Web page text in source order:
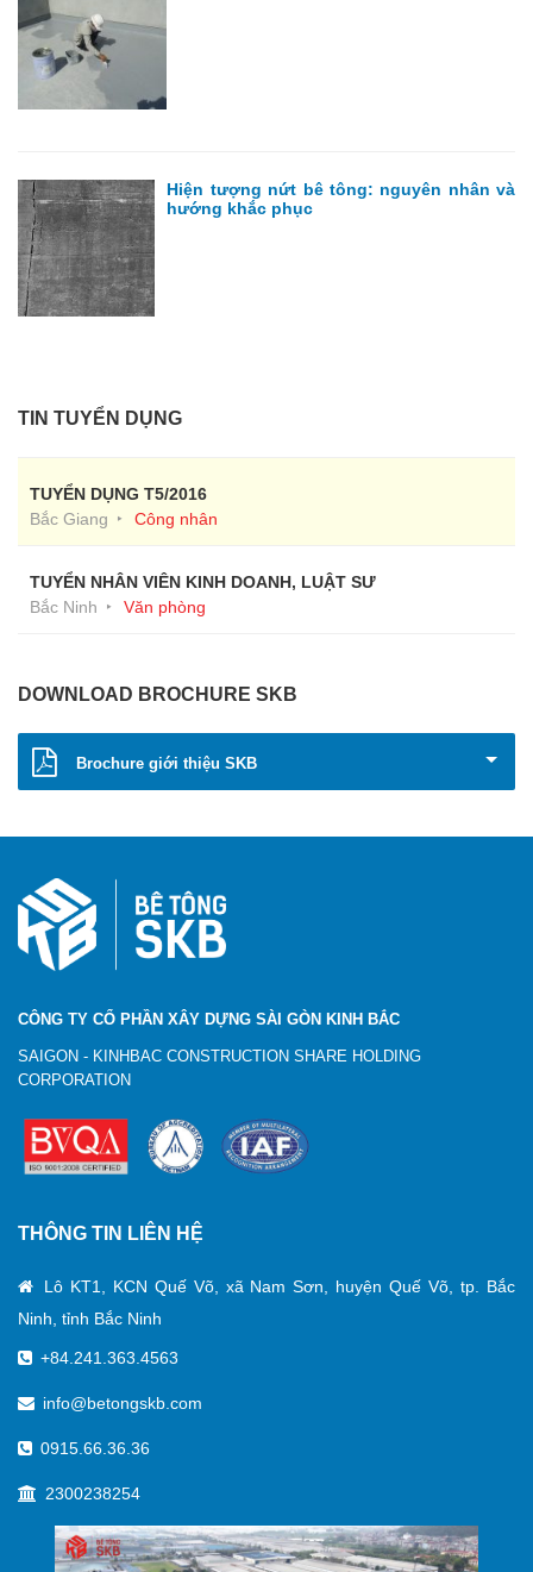
Hiện tượng nứt bê tông: nguyên nhân và
hướng khắc phục
TIN TUYỂN DỤNG
TUYỂN DỤNG T5/2016
Bắc Giang
Công nhân
TUYỂN NHÂN VIÊN KINH DOANH, LUẬT SƯ
Bắc Ninh
Văn phòng
DOWNLOAD BROCHURE SKB
Brochure giới thiệu SKB
CÔNG TY CỔ PHẦN XÂY DỰNG SÀI GÒN KINH BẮC
SAIGON - KINHBAC CONSTRUCTION SHARE HOLDING
CORPORATION
THÔNG TIN LIÊN HỆ
Lô KT1, KCN Quế Võ, xã Nam Sơn, huyện Quế Võ, tp. Bắc
Ninh, tỉnh Bắc Ninh
+84.241.363.4563
info@betongskb.com
0915.66.36.36
2300238254